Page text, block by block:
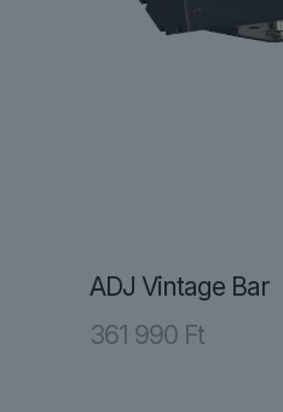
ADJ Vintage Bar
361 990 Ft